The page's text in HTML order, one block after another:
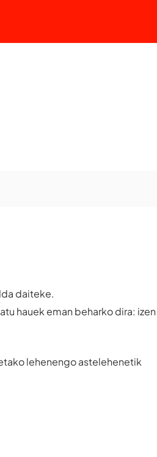
daiteke.
hauek eman beharko dira: izen
lehenengo astelehenetik